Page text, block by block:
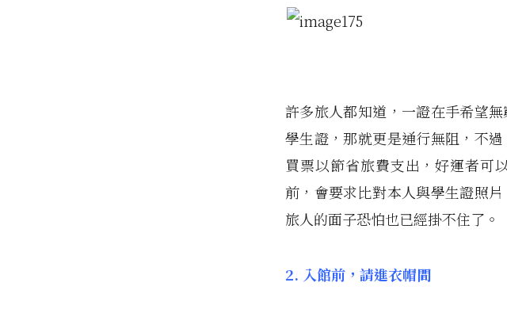
許多旅人都知道，一證在手希望
學生證，那就更是通行無阻，不
買票以節省旅費支出，好運者可
前，會要求比對本人與學生證照
旅人的面子恐怕也已經掛不住了。
2. 入館前，請進衣帽間